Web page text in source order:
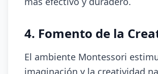
4. Fomento de la
El ambiente Montessori
imaginación y la creatividad